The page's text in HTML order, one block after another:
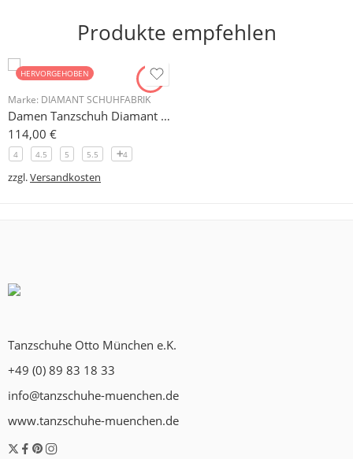
Produkte empfehlen
HERVORGEHOBEN
Marke: DIAMANT SCHUHFABRIK
Damen Tanzschuh Diamant Modell 105
114,00 €
4 4.5 5 5.5 4
zzgl.Versandkosten
Tanzschuhe Otto München e.K.
+49 (0) 89 83 18 33
info@tanzschuhe-muenchen.de
www.tanzschuhe-muenchen.de